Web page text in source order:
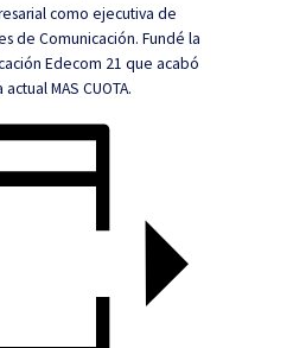
como ejecutiva de
de Comunicación. Fundé la
Edecom 21 que acabó
MAS CUOTA.